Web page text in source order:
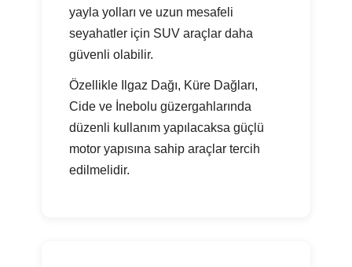
yayla yolları ve uzun mesafeli
seyahatler için SUV araçlar daha
güvenli olabilir.
Özellikle Ilgaz Dağı, Küre Dağları,
Cide ve İnebolu güzergahlarında
düzenli kullanım yapılacaksa güçlü
motor yapısına sahip araçlar tercih
edilmelidir.